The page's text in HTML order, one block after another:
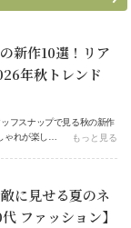
新作10選！リア
年秋トレンド
フスナップで見る秋の新作
ゃれが楽し…
もっと見る
に見せる夏のネ
ファッション】